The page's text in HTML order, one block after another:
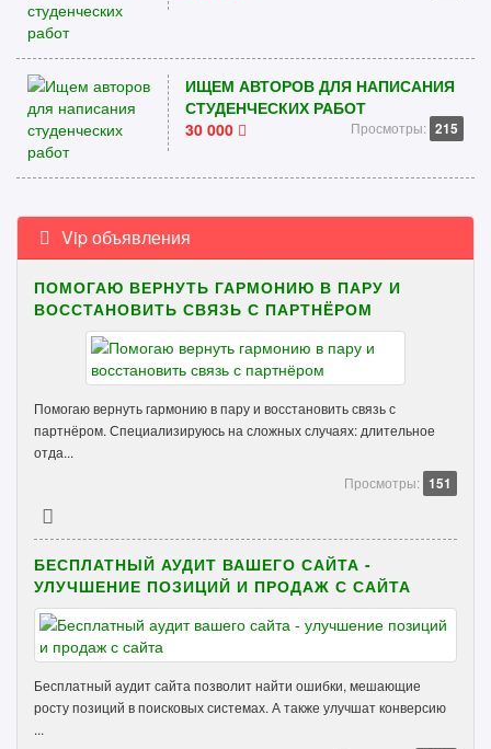
ИЩЕМ АВТОРОВ ДЛЯ НАПИСАНИЯ
СТУДЕНЧЕСКИХ РАБОТ
30 000
Просмотры: 215
Vip объявления
ПОМОГАЮ ВЕРНУТЬ ГАРМОНИЮ В ПАРУ И
ВОССТАНОВИТЬ СВЯЗЬ С ПАРТНЁРОМ
Помогаю вернуть гармонию в пару и восстановить связь с
партнёром. Специализируюсь на сложных случаях: длительное
отда...
Просмотры: 151
БЕСПЛАТНЫЙ АУДИТ ВАШЕГО САЙТА -
УЛУЧШЕНИЕ ПОЗИЦИЙ И ПРОДАЖ С САЙТА
Бесплатный аудит сайта позволит найти ошибки, мешающие
росту позиций в поисковых системах. А также улучшат конверсию
...